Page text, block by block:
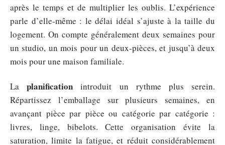
après le temps et de multiplier les oublis. L’expérience
parle d’elle-même : le délai idéal s’ajuste à la taille du
logement. On compte généralement deux semaines pour
un studio, un mois pour un deux-pièces, et jusqu’à deux
mois pour une maison familiale.
Laplanification introduit un rythme plus serein.
Répartissez l’emballage sur plusieurs semaines, en
avançant pièce par pièce ou catégorie par catégorie :
livres, linge, bibelots. Cette organisation évite la
saturation, limite la fatigue, et réduit considérablement